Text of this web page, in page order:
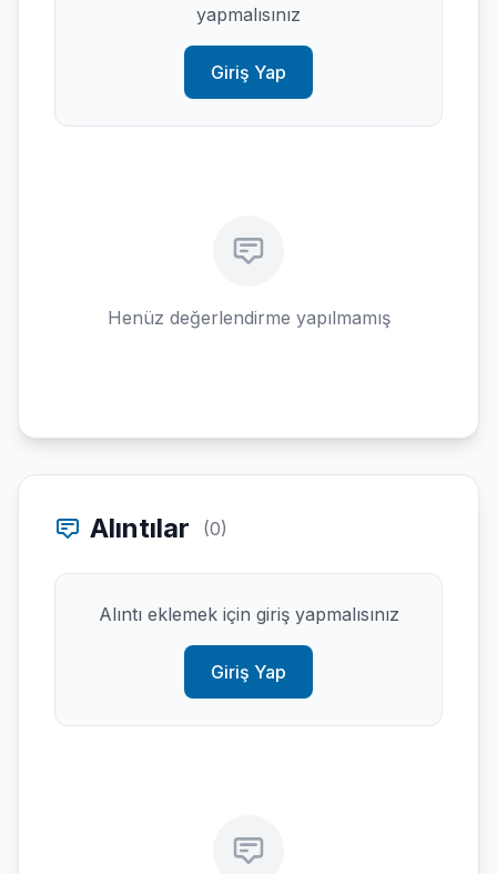
yapmalısınız
Giriş Yap
Henüz değerlendirme yapılmamış
Alıntılar (0)
Alıntı eklemek için giriş yapmalısınız
Giriş Yap